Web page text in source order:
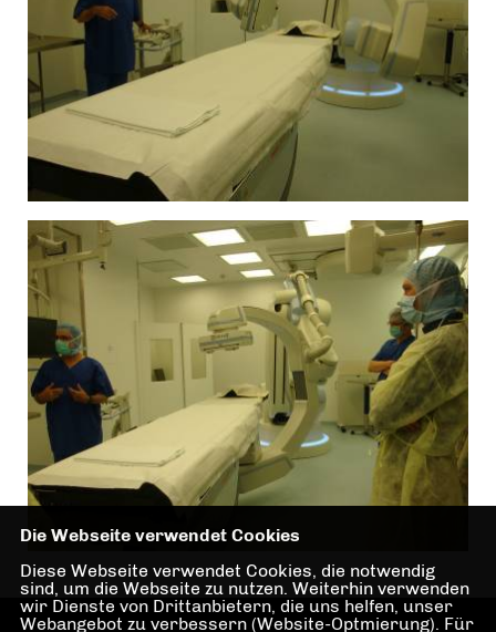
Die Webseite verwendet Cookies
Diese Webseite verwendet Cookies, die notwendig
sind, um die Webseite zu nutzen. Weiterhin verwenden
wir Dienste von Drittanbietern, die uns helfen, unser
Webangebot zu verbessern (Website-Optmierung). Für